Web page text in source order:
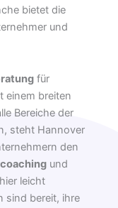
bietet die
und
für
einem breiten
Bereiche der
steht Hannover
den
und
leicht
sind bereit, ihre